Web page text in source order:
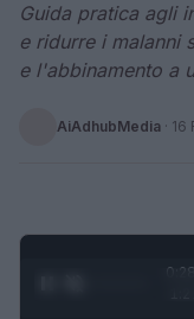
Guida pratica agli
e ridurre i malanni
e l'abbinamento a
AiAdhubMedia · 16